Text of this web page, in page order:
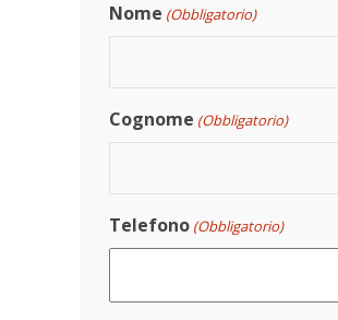
Nome (Obbligatorio)
Cognome (Obbligatorio)
Telefono (Obbligatorio)